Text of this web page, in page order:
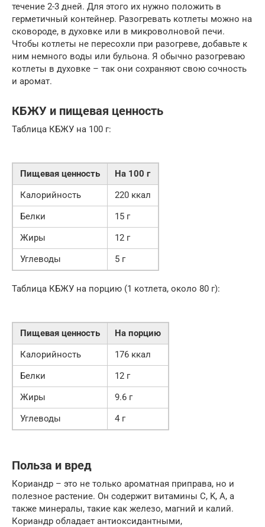
течение 2-3 дней. Для этого их нужно положить в
герметичный контейнер. Разогревать котлеты можно на
сковороде, в духовке или в микроволновой печи.
Чтобы котлеты не пересохли при разогреве, добавьте к
ним немного воды или бульона. Я обычно разогреваю
котлеты в духовке – так они сохраняют свою сочность
и аромат.
КБЖУ и пищевая ценность
Таблица КБЖУ на 100 г:
Пищевая ценность
На 100 г
Калорийность
220 ккал
Белки
15 г
Жиры
12 г
Углеводы
5 г
Таблица КБЖУ на порцию (1 котлета, около 80 г):
Пищевая ценность
На порцию
Калорийность
176 ккал
Белки
12 г
Жиры
9.6 г
Углеводы
4 г
Польза и вред
Кориандр – это не только ароматная приправа, но и
полезное растение. Он содержит витамины C, K, A, а
также минералы, такие как железо, магний и калий.
Кориандр обладает антиоксидантными,